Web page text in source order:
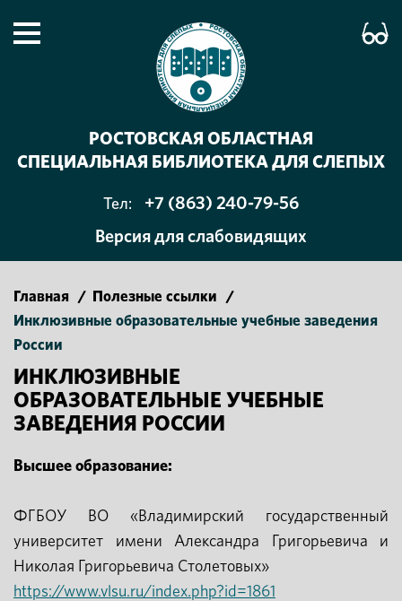
РОСТОВСКАЯ ОБЛАСТНАЯ
СПЕЦИАЛЬНАЯ БИБЛИОТЕКА ДЛЯ СЛЕПЫХ
Тел:
+7 (863) 240-79-56
Версия для слабовидящих
Главная / Полезные ссылки
/
Инклюзивные образовательные учебные заведения
России
ИНКЛЮЗИВНЫЕ
ОБРАЗОВАТЕЛЬНЫЕ УЧЕБНЫЕ
ЗАВЕДЕНИЯ РОССИИ
Высшее образование:
ФГБОУ ВО «Владимирский государственный
университет имени Александра Григорьевича и
Николая Григорьевича Столетовых»
https://www.vlsu.ru/index.php?id=1861